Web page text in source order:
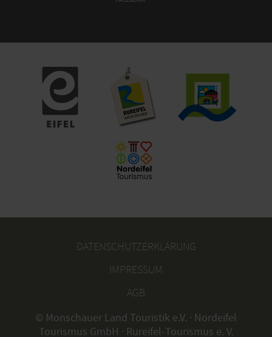
DATENSCHUTZERKLÄRUNG
IMPRESSUM
AGB
© Monschauer Land Touristik e.V. · Nordeifel
Tourismus GmbH · Rureifel-Tourismus e. V.